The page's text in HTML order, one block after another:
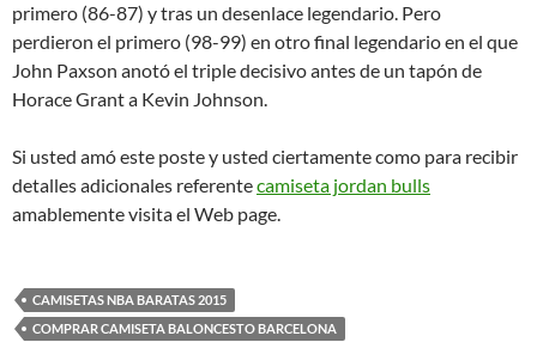
primero (86-87) y tras un desenlace legendario. Pero
perdieron el primero (98-99) en otro final legendario en el que
John Paxson anotó el triple decisivo antes de un tapón de
Horace Grant a Kevin Johnson.
Si usted amó este poste y usted ciertamente como para recibir
detalles adicionales referentecamiseta jordan bulls
amablemente visita el Web page.
CAMISETAS NBA BARATAS 2015
COMPRAR CAMISETA BALONCESTO BARCELONA